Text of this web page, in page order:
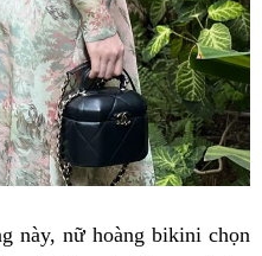
này, nữ hoàng bikini chọn